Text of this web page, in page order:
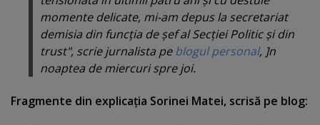
momente delicate, mi-am depus la secretariat
demisia din funcţia de şef al Secţiei Politic şi din
trust", scrie jurnalista peblogul personal, ]n
noaptea de miercuri spre joi.
Fragmente din explicaţia Sorinei Matei, scrisă pe blog: